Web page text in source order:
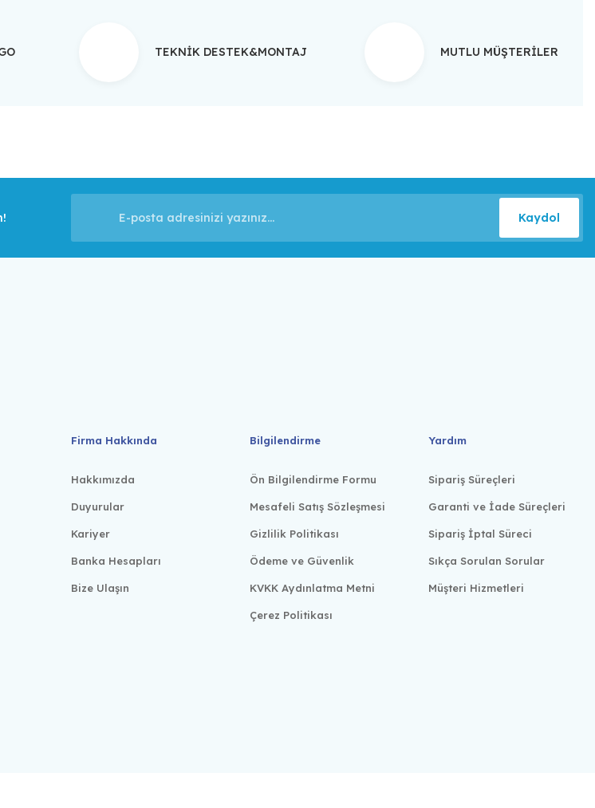
TEKNİK DESTEK&MONTAJ MUTLU MÜŞTERİLER
Kaydol
Firma Hakkında
Hakkımızda
Duyurular
Kariyer
Banka Hesapları
Bize Ulaşın
Bilgilendirme
Ön Bilgilendirme Formu
Mesafeli Satış Sözleşmesi
Gizlilik Politikası
Ödeme ve Güvenlik
KVKK Aydınlatma Metni
Çerez Politikası
Yardım
Sipariş Süreçleri
Garanti ve İade Süreçleri
Sipariş İptal Süreci
Sıkça Sorulan Sorular
Müşteri Hizmetleri